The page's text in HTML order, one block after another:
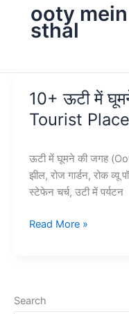
ooty
sthal
10+ ऊटी में
Tourist
ऊटी में घूमने की जगह
झील, रोज गार्डन, रोक
स्टेफेन चर्च, उटी में पर्यटन
10+
जगह
Read More »
Search